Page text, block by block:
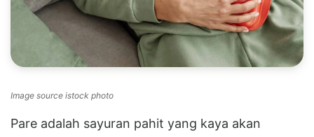
Image source istock photo
Pare adalah sayuran pahit yang kaya akan